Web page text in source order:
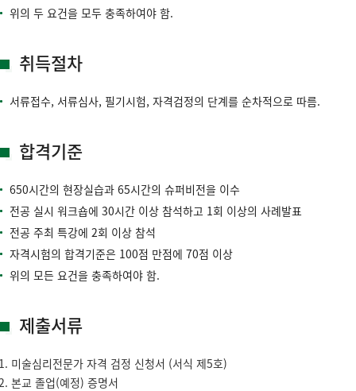
위의 두 요건을 모두 충족하여야 함.
취득절차
서류접수, 서류심사, 필기시험, 자격검정의 단계를 순차적으로 따름.
합격기준
650시간의 현장실습과 65시간의 슈퍼비전을 이수
전공 실시 워크숍에 30시간 이상 참석하고 1회 이상의 사례발표
전공 주최 특강에 2회 이상 참석
자격시험의 합격기준은 100점 만점에 70점 이상
위의 모든 요건을 충족하여야 함.
제출서류
미술심리전문가 자격 검정 신청서 (서식 제5호)
본교 졸업(예정) 증명서